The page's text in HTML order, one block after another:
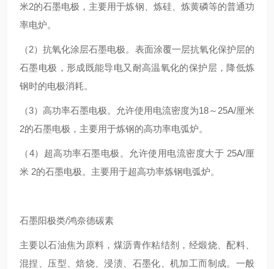
米2的石墨电极，主要用于炼钢、炼硅、炼黄磷等的普通功
率电炉。
（2）抗氧化涂层石墨电极。表面涂覆一层抗氧化保护层的
石墨电极，形成既能导电又耐高温氧化的保护层，降低炼
钢时的电极消耗。
（3）高功率石墨电极。允许使用电流密度为18～25A/厘米
2的石墨电极，主要用于炼钢的高功率电弧炉。
（4）超高功率石墨电极。允许使用电流密度大于 25A/厘
米 2的石墨电极。主要用于超高功率炼钢电弧炉。
石墨阳极类/鸿奈德碳素
主要以石油焦为原料，煤沥青作粘结剂，经煅烧、配料、
混捏、压型、焙烧、浸渍、石墨化、机加工而制成。一般